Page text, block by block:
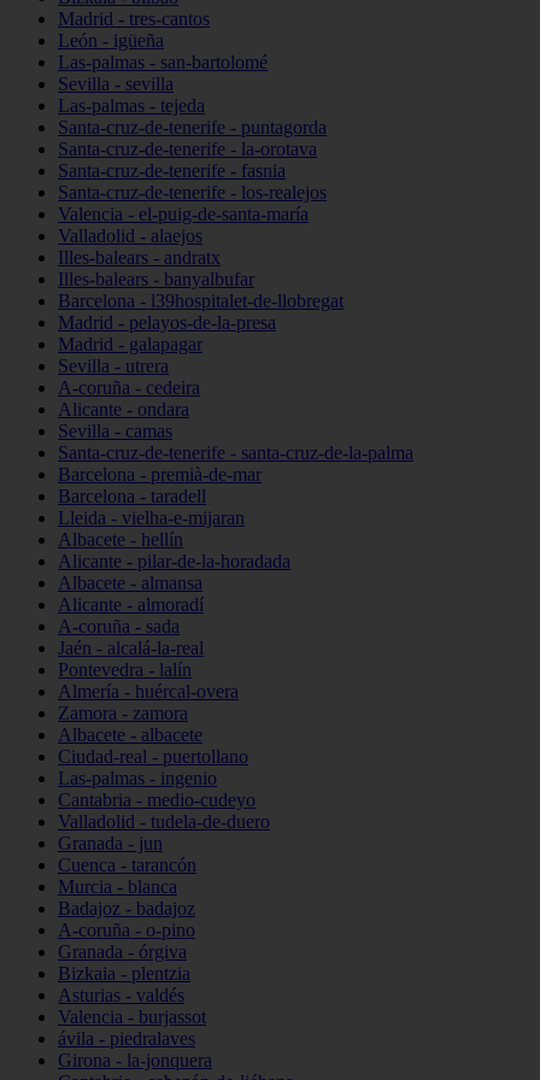
Madrid - tres-cantos
León - igüeña
Las-palmas - san-bartolomé
Sevilla - sevilla
Las-palmas - tejeda
Santa-cruz-de-tenerife - puntagorda
Santa-cruz-de-tenerife - la-orotava
Santa-cruz-de-tenerife - fasnia
Santa-cruz-de-tenerife - los-realejos
Valencia - el-puig-de-santa-maría
Valladolid - alaejos
Illes-balears - andratx
Illes-balears - banyalbufar
Barcelona - l39hospitalet-de-llobregat
Madrid - pelayos-de-la-presa
Madrid - galapagar
Sevilla - utrera
A-coruña - cedeira
Alicante - ondara
Sevilla - camas
Santa-cruz-de-tenerife - santa-cruz-de-la-palma
Barcelona - premià-de-mar
Barcelona - taradell
Lleida - vielha-e-mijaran
Albacete - hellín
Alicante - pilar-de-la-horadada
Albacete - almansa
Alicante - almoradí
A-coruña - sada
Jaén - alcalá-la-real
Pontevedra - lalín
Almería - huércal-overa
Zamora - zamora
Albacete - albacete
Ciudad-real - puertollano
Las-palmas - ingenio
Cantabria - medio-cudeyo
Valladolid - tudela-de-duero
Granada - jun
Cuenca - tarancón
Murcia - blanca
Badajoz - badajoz
A-coruña - o-pino
Granada - órgiva
Bizkaia - plentzia
Asturias - valdés
Valencia - burjassot
ávila - piedralaves
Girona - la-jonquera